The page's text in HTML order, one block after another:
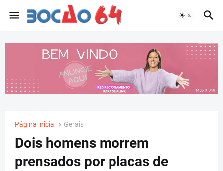
Página inicial Gerais
Dois homens morrem
prensados por placas de